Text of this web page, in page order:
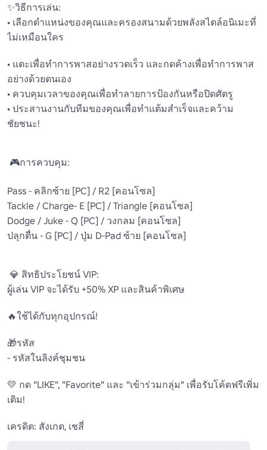
✨วิธีการเล่น:
• เลือกตำแหน่งของคุณและครองสนามด้วยพลังสไตล์อนิเมะที่
ไม่เหมือนใคร
• แตะเพื่อทำการพาสอย่างรวดเร็ว และกดค้างเพื่อทำการพาส
อย่างด้วยตนเอง
• ควบคุมเวลาของคุณเพื่อทำลายการป้องกันหรือปิดศัตรู
• ประสานงานกับทีมของคุณเพื่อทำแต้มสำเร็จและคว้าม
ชัยชนะ!
Pass - คลิกซ้าย [PC] / R2 [คอนโซล]
Tackle / Charge- E [PC] / Triangle [คอนโซล]
Dodge / Juke - Q [PC] / วงกลม [คอนโซล]
ปลุกตื่น - G [PC] / ปุ่ม D-Pad ซ้าย [คอนโซล]
ผู้เล่น VIP จะได้รับ +50% XP และสินค้าพิเศษ
🔥ใช้ได้กับทุกอุปกรณ์!
🎁รหัส
- รหัสในลิงค์ชุมชน
💛 กด "LIKE", "Favorite" และ "เข้าร่วมกลุ่ม" เพื่อรับโค้ดฟรีเพิ่ม
เติม!
เครดิต: สังเกต, เชสี่